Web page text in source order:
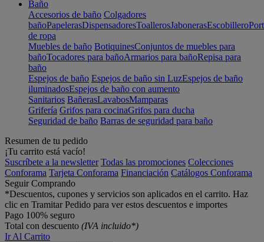
Baño
Accesorios de baño Colgadores
bañoPapelerasDispensadoresToallerosJabonerasEscobillero
de ropa
Muebles de baño BotiquinesConjuntos de muebles para
bañoTocadores para bañoArmarios para bañoRepisa para
baño
Espejos de baño Espejos de baño sin LuzEspejos de baño
iluminadosEspejos de baño con aumento
Sanitarios BañerasLavabosMamparas
Grifería Grifos para cocinaGrifos para ducha
Seguridad de baño Barras de seguridad para baño
Resumen de tu pedido
¡Tu carrito está vacío!
Suscríbete a la newsletter Todas las promociones Colecciones
Conforama Tarjeta Conforama Financiación Catálogos Conforama
Seguir Comprando
*Descuentos, cupones y servicios son aplicados en el carrito. Haz
clic en Tramitar Pedido para ver estos descuentos e importes
Pago 100% seguro
Total con descuento (IVA incluido*)
Ir Al Carrito